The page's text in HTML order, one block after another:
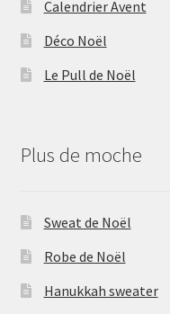
Calendrier Avent
Déco Noël
Le Pull de Noël
Plus de moche
Sweat de Noël
Robe de Noël
Hanukkah sweater